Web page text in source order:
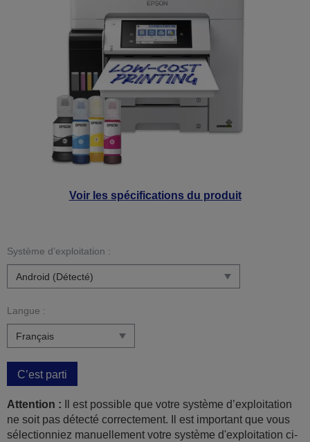
Voir les spécifications du produit
Système d’exploitation :
Langue :
C’est parti
Attention : Il est possible que votre système d’exploitation
ne soit pas détecté correctement. Il est important que vous
sélectionniez manuellement votre système d'exploitation ci-